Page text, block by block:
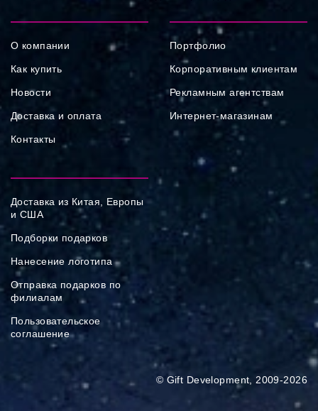
© Gift Development, 2009-2026
О компании
Как купить
Новости
Доставка и оплата
Контакты
Портфолио
Корпоративным клиентам
Рекламным агентствам
Интернет-магазинам
Доставка из Китая, Европы
и США
Подборки подарков
Нанесение логотипа
Отправка подарков по
филиалам
Пользовательское
соглашение